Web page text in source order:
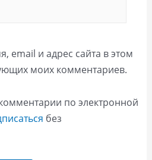
email и адрес сайта в этом
моих комментариев.
по электронной
без